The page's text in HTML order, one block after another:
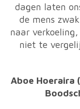
dagen laten
de mens
naar
niet te
Aboe Hoeraira